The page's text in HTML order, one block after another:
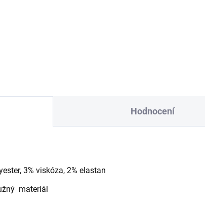
Hodnocení
3% viskóza, 2% elastan
materiál